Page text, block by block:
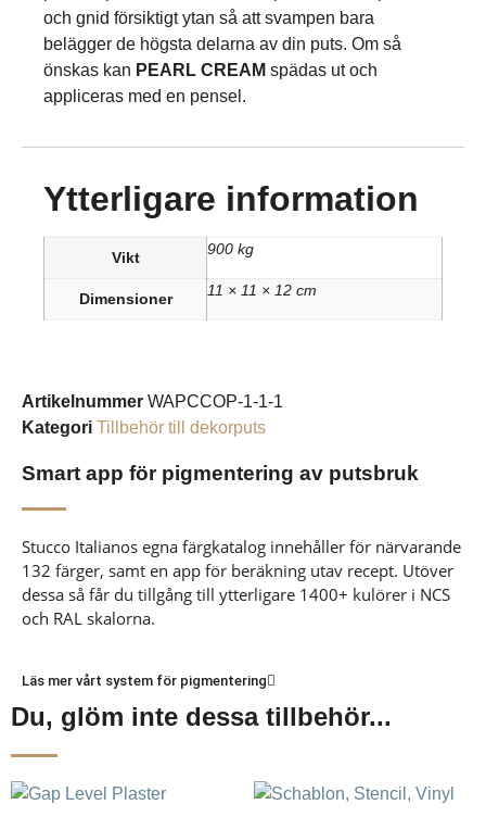
och gnid försiktigt ytan så att svampen bara
belägger de högsta delarna av din puts. Om så
önskas kan PEARL CREAM spädas ut och
appliceras med en pensel.
Ytterligare information
Vikt 900 kg
Dimensioner 11 × 11 × 12 cm
Artikelnummer WAPCCOP-1-1-1
Kategori Tillbehör till dekorputs
Smart app för pigmentering av putsbruk
Stucco Italianos egna färgkatalog innehåller för närvarande
132 färger, samt en app för beräkning utav recept. Utöver
dessa så får du tillgång till ytterligare 1400+ kulörer i NCS
och RAL skalorna.
Läs mer vårt system för pigmentering
Du, glöm inte dessa tillbehör...